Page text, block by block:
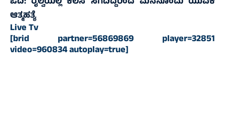
ಆತ್ಮಹತ್ಯೆ
Live Tv
[brid partner=56869869 player=32851
video=960834 autoplay=true]